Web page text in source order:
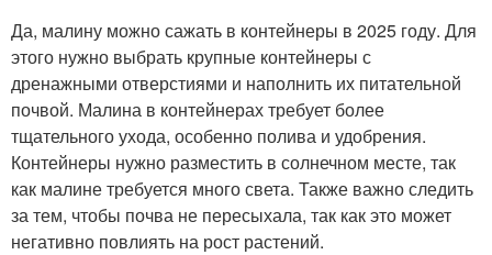
Да, малину можно сажать в контейнеры в 2025 году. Для
этого нужно выбрать крупные контейнеры с
дренажными отверстиями и наполнить их питательной
почвой. Малина в контейнерах требует более
тщательного ухода, особенно полива и удобрения.
Контейнеры нужно разместить в солнечном месте, так
как малине требуется много света. Также важно следить
за тем, чтобы почва не пересыхала, так как это может
негативно повлиять на рост растений.